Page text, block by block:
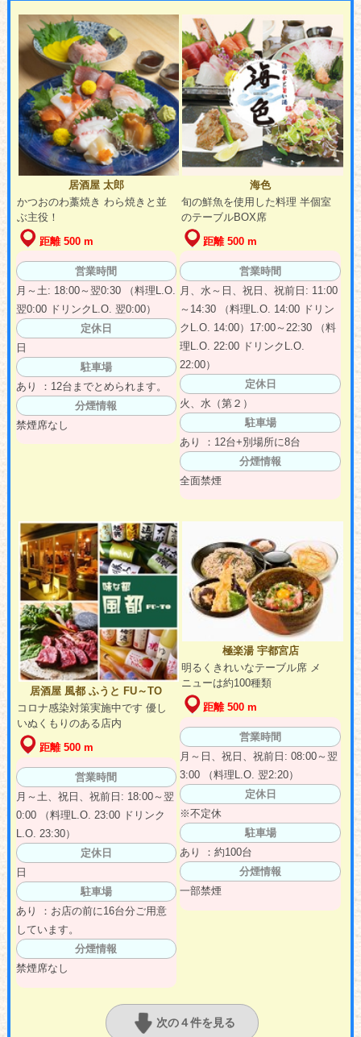
居酒屋 太郎
かつおのわ藁焼き わら焼きと並
ぶ主役！
距離 500 m
営業時間
月～土: 18:00～翌0:30 （料理L.O.
翌0:00 ドリンクL.O. 翌0:00）
定休日
日
駐車場
あり ：12台までとめられます。
分煙情報
禁煙席なし
海色
旬の鮮魚を使用した料理 半個室
のテーブルBOX席
距離 500 m
営業時間
月、水～日、祝日、祝前日: 11:00
～14:30 （料理L.O. 14:00 ドリン
クL.O. 14:00）17:00～22:30 （料
理L.O. 22:00 ドリンクL.O.
22:00）
定休日
火、水（第２）
駐車場
あり ：12台+別場所に8台
分煙情報
全面禁煙
居酒屋 風都 ふうと FU～TO
コロナ感染対策実施中です 優し
いぬくもりのある店内
距離 500 m
営業時間
月～土、祝日、祝前日: 18:00～翌
0:00 （料理L.O. 23:00 ドリンク
L.O. 23:30）
定休日
日
駐車場
あり ：お店の前に16台分ご用意
しています。
分煙情報
禁煙席なし
極楽湯 宇都宮店
明るくきれいなテーブル席 メ
ニューは約100種類
距離 500 m
営業時間
月～日、祝日、祝前日: 08:00～翌
3:00 （料理L.O. 翌2:20）
定休日
※不定休
駐車場
あり ：約100台
分煙情報
一部禁煙
次の４件を見る